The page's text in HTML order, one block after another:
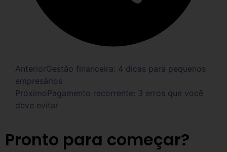
AnteriorGestão financeira: 4 dicas para pequenos
empresários
Próximo Pagamento recorrente: 3 erros que você
deve evitar
Pronto para começar?